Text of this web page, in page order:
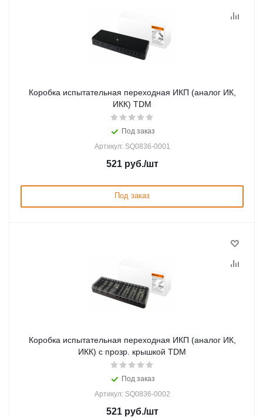
Коробка испытательная переходная ИКП (аналог ИК,
ИКК) TDM
Под заказ
Артикул: SQ0836-0001
521руб./шт
Под заказ
Коробка испытательная переходная ИКП (аналог ИК,
ИКК) с прозр. крышкой TDM
Под заказ
Артикул: SQ0836-0002
521руб./шт